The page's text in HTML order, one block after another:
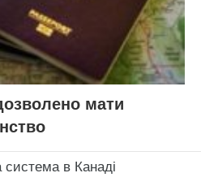
мати
система в Канаді